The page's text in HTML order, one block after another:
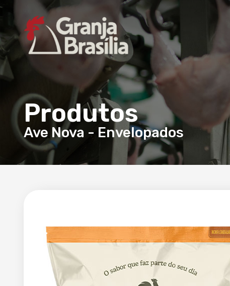
Produtos
Ave Nova - Envelopados